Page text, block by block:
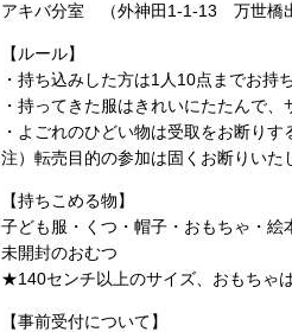
アキバ分室 （外神田1-1-13 万世橋
【ルール】
・持ち込みした方は1 人 10点までお持
・持ってきた服はきれいにたたんで、
・よごれのひどい物は受取をお断りす
注）転売目的の参加は固くお断りいた
【持ちこめる物】
子ども服・くつ・帽子・おもちゃ・
未開封のおむつ
★140センチ以上のサイズ、おもちゃ
【事前受付について】